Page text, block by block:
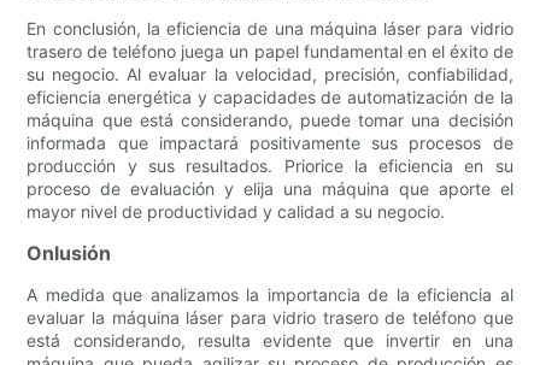
En conclusión, la eficiencia de una máquina láser para vidrio
trasero de teléfono juega un papel fundamental en el éxito de
su negocio. Al evaluar la velocidad, precisión, confiabilidad,
eficiencia energética y capacidades de automatización de la
máquina que está considerando, puede tomar una decisión
informada que impactará positivamente sus procesos de
producción y sus resultados. Priorice la eficiencia en su
proceso de evaluación y elija una máquina que aporte el
mayor nivel de productividad y calidad a su negocio.
Onlusión
A medida que analizamos la importancia de la eficiencia al
evaluar la máquina láser para vidrio trasero de teléfono que
está considerando, resulta evidente que invertir en una